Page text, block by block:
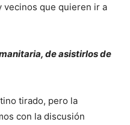
vecinos que quieren ir a
de asistirlos de
tirado, pero la
con la discusión